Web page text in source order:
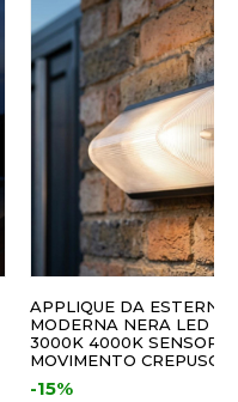
APPLIQUE DA ESTERNO
MODERNA NERA LED
3000K 4000K SENSORE
MOVIMENTO
IP66
-15%